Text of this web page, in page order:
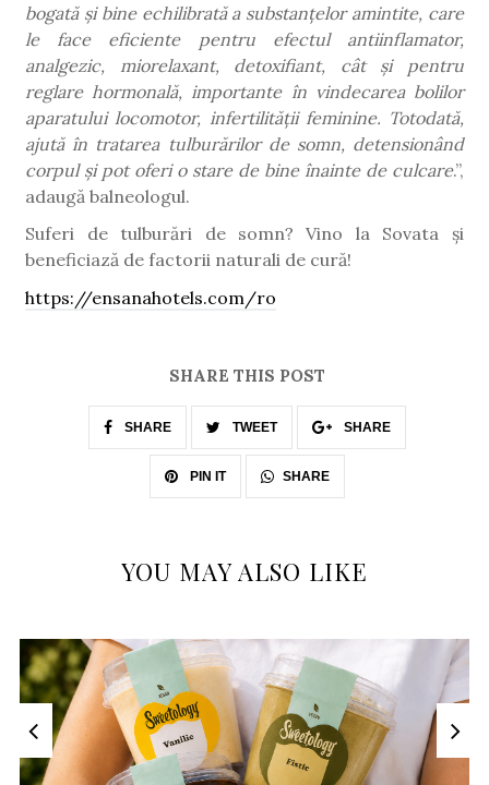
bogată și bine echilibrată a substanțelor amintite, care
le face eficiente pentru efectul antiinflamator,
analgezic, miorelaxant, detoxifiant, cât și pentru
reglare hormonală, importante în vindecarea bolilor
aparatului locomotor, infertilității feminine. Totodată,
ajută în tratarea tulburărilor de somn, detensionând
corpul și pot oferi o stare de bine înainte de culcare.”,
adaugă balneologul.
Suferi de tulburări de somn? Vino la Sovata și
beneficiază de factorii naturali de cură!
https://ensanahotels.com/ro
SHARE THIS POST
SHARE TWEET SHARE
PIN IT SHARE
YOU MAY ALSO LIKE